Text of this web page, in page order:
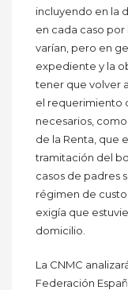
incluyendo en la
en cada caso por
varían, pero en
expediente y la
tener que volver
el requerimiento
necesarios,
de la Renta, que
tramitación del
casos de padres
régimen de
exigía que
domicilio.
La CNMC
Federación